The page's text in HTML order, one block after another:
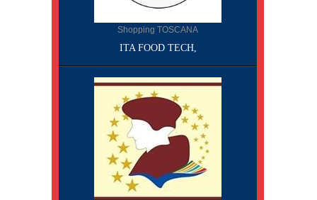
Shopping TOSCANA
ITA FOOD TECH,